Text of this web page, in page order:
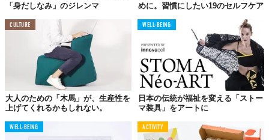
「身だしなみ」のジレンマ
めに。習慣にしたい19のセルフケア
CULTURE
大人のための「木馬」が、生産性を
上げてくれるかもしれない。
WELL-BEING
日本の伝統が福祉を変える「ストー
マ装具」をアートに
WELL-BEING ACTIVITY